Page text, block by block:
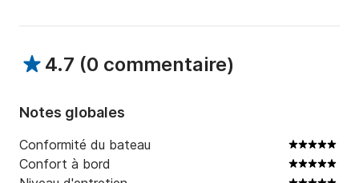
A bientôt !
4.7 (0 commentaire)
Notes globales
Conformité du bateau
Confort à bord